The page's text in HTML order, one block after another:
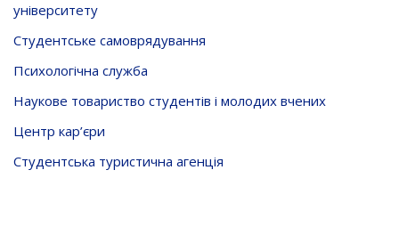
університету
Студентське самоврядування
Психологічна служба
Наукове товариство студентів і молодих вчених
Центр кар’єри
Студентська туристична агенція